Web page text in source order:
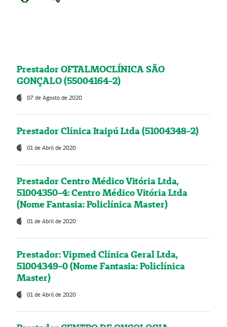
Prestador OFTALMOCLÍNICA SÃO
GONÇALO (55004164-2)
07 de Agosto de 2020
Prestador Clínica Itaipú Ltda (51004348-2)
01 de Abril de 2020
Prestador Centro Médico Vitória Ltda,
51004350-4: Centro Médico Vitória Ltda
(Nome Fantasia: Policlínica Master)
01 de Abril de 2020
Prestador: Vipmed Clínica Geral Ltda,
51004349-0 (Nome Fantasia: Policlínica
Master)
01 de Abril de 2020